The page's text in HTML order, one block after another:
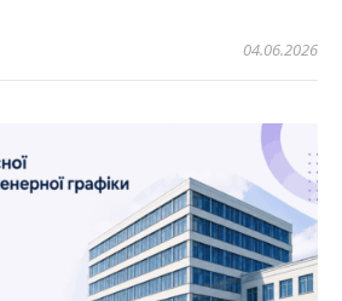
04.06.2026